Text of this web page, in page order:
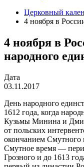
Церковный
4 ноября в
4 ноября в
народного
Дата
03.11.2017
День народного
1612 года, когда
Кузьмы Минина и
от польских
окончанием Смутного
Смутное время —
Грозного и до 1613